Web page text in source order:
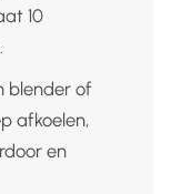
10
blender of
afkoelen,
en